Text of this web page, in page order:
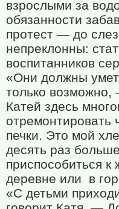
взрослыми за
обязанности
протест — до
непреклонны:
воспитанников
«Они должны
только
Катей здесь
отремонтировать
печки. Это мой
десять раз
приспособиться
деревне или
в
«С детьми